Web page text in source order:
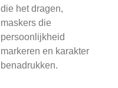
die het dragen,
maskers die
persoonlijkheid
markeren en karakter
benadrukken.